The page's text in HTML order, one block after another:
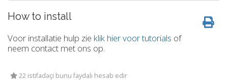
How to install
Voor installatie hulp zie klik hier voor tutorials of
neem contact met ons op.
22 istifadəçi bunu faydalı hesab edir